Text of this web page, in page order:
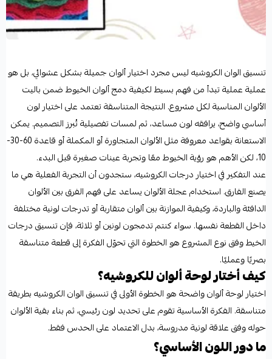
تنسيق الوان الكروشيه ليس مجرد اختيار ألوان جميلة بشكل عشوائي، بل هو
عملية عملية تبدأ من فهم بسيط لكيفية دمج ألوان الخيوط ضمن باليت
الألوان المناسبة لكل مشروع. النتيجة المتناسقة تعتمد على اختيار لون
أساسي واضح، يرافقه لون مساعد، ثم لمسات تفصيلية تُبرز التصميم. يمكن
الاستعانة بقواعد معروفة مثل الألوان المتجاورة أو المكملة أو قاعدة 60-30-
10، لكن الأهم هو رؤية الخيوط معًا وتجربة عينات صغيرة قبل البدء.
عند التفكير في اختيار درجات الكروشيه، ستجدون أن التجربة الفعلية هي ما
يصنع الفارق. استخدام عجلة الألوان يساعد على فهم الفرق بين الألوان
الدافئة والباردة، وكيفية الموازنة بين ألوان متقاربة أو تدرجات لونية مختلفة
داخل القطعة نفسها. سواء كنتم تدمجون لونين أو ثلاثة، فإن تنسيق درجات
الخيط وفق نوع المشروع هو الخطوة التي تحوّل الفكرة إلى قطعة متناسقة
بصريًا وعمليًا.
كيف أختار لوحة ألوان للكروشيه؟
اختيار لوحة ألوان واضحة هو الخطوة الأولى في تنسيق الوان الكروشيه بطريقة
متناسقة. الفكرة الأساسية تقوم على تحديد لون رئيسي، ثم بناء بقية الألوان
حوله وفق علاقة لونية مدروسة، بدل الاعتماد على الحدس فقط.
ما دور اللون الأساسي؟